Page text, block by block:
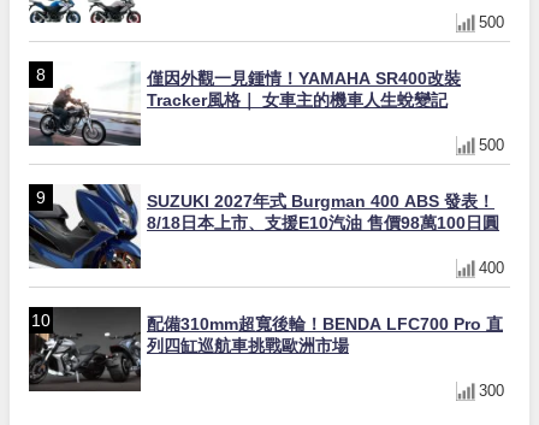
500
僅因外觀一見鍾情！YAMAHA SR400改裝
Tracker風格｜ 女車主的機車人生蛻變記
500
SUZUKI 2027年式 Burgman 400 ABS 發表！
8/18日本上市、支援E10汽油 售價98萬100日圓
400
配備310mm超寬後輪！BENDA LFC700 Pro 直
列四缸巡航車挑戰歐洲市場
300